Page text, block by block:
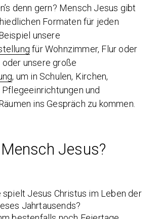
denn gern? Mensch Jesus gibt
Formaten für jeden
unsere
für Wohnzimmer, Flur oder
oder unsere große
, um in Schulen, Kirchen,
Pflegeeinrichtungen und
ins Gespräch zu kommen.
Jesus?
spielt Jesus Christus im Leben der
Jahrtausends?